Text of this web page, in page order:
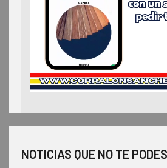
NOTICIAS QUE NO TE